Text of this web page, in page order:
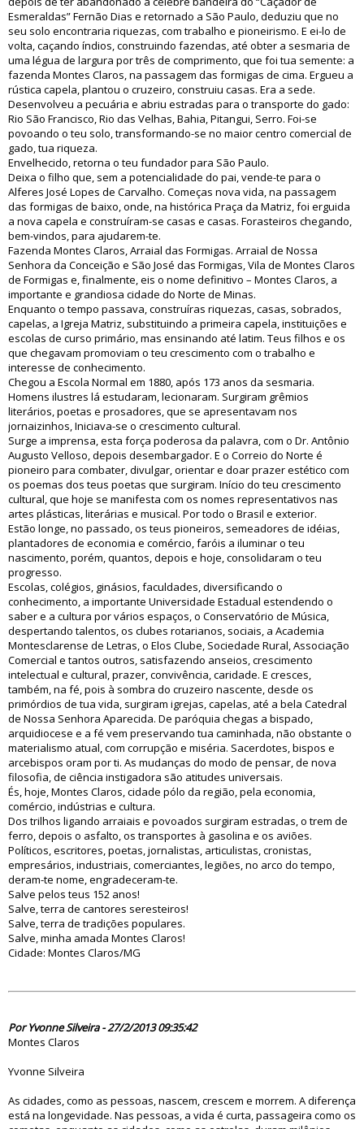
Esmeraldas” Fernão Dias e retornado a São Paulo, deduziu que no
seu solo encontraria riquezas, com trabalho e pioneirismo. E ei-lo de
volta, caçando índios, construindo fazendas, até obter a sesmaria de
uma légua de largura por três de comprimento, que foi tua semente: a
fazenda Montes Claros, na passagem das formigas de cima. Ergueu a
rústica capela, plantou o cruzeiro, construiu casas. Era a sede.
Desenvolveu a pecuária e abriu estradas para o transporte do gado:
Rio São Francisco, Rio das Velhas, Bahia, Pitangui, Serro. Foi-se
povoando o teu solo, transformando-se no maior centro comercial de
gado, tua riqueza.
Envelhecido, retorna o teu fundador para São Paulo.
Deixa o filho que, sem a potencialidade do pai, vende-te para o
Alferes José Lopes de Carvalho. Começas nova vida, na passagem
das formigas de baixo, onde, na histórica Praça da Matriz, foi erguida
a nova capela e construíram-se casas e casas. Forasteiros chegando,
bem-vindos, para ajudarem-te.
Fazenda Montes Claros, Arraial das Formigas. Arraial de Nossa
Senhora da Conceição e São José das Formigas, Vila de Montes Claros
de Formigas e, finalmente, eis o nome definitivo – Montes Claros, a
importante e grandiosa cidade do Norte de Minas.
Enquanto o tempo passava, construíras riquezas, casas, sobrados,
capelas, a Igreja Matriz, substituindo a primeira capela, instituições e
escolas de curso primário, mas ensinando até latim. Teus filhos e os
que chegavam promoviam o teu crescimento com o trabalho e
interesse de conhecimento.
Chegou a Escola Normal em 1880, após 173 anos da sesmaria.
Homens ilustres lá estudaram, lecionaram. Surgiram grêmios
literários, poetas e prosadores, que se apresentavam nos
jornaizinhos, Iniciava-se o crescimento cultural.
Surge a imprensa, esta força poderosa da palavra, com o Dr. Antônio
Augusto Velloso, depois desembargador. E o Correio do Norte é
pioneiro para combater, divulgar, orientar e doar prazer estético com
os poemas dos teus poetas que surgiram. Início do teu crescimento
cultural, que hoje se manifesta com os nomes representativos nas
artes plásticas, literárias e musical. Por todo o Brasil e exterior.
Estão longe, no passado, os teus pioneiros, semeadores de idéias,
plantadores de economia e comércio, faróis a iluminar o teu
nascimento, porém, quantos, depois e hoje, consolidaram o teu
progresso.
Escolas, colégios, ginásios, faculdades, diversificando o
conhecimento, a importante Universidade Estadual estendendo o
saber e a cultura por vários espaços, o Conservatório de Música,
despertando talentos, os clubes rotarianos, sociais, a Academia
Montesclarense de Letras, o Elos Clube, Sociedade Rural, Associação
Comercial e tantos outros, satisfazendo anseios, crescimento
intelectual e cultural, prazer, convivência, caridade. E cresces,
também, na fé, pois à sombra do cruzeiro nascente, desde os
primórdios de tua vida, surgiram igrejas, capelas, até a bela Catedral
de Nossa Senhora Aparecida. De paróquia chegas a bispado,
arquidiocese e a fé vem preservando tua caminhada, não obstante o
materialismo atual, com corrupção e miséria. Sacerdotes, bispos e
arcebispos oram por ti. As mudanças do modo de pensar, de nova
filosofia, de ciência instigadora são atitudes universais.
És, hoje, Montes Claros, cidade pólo da região, pela economia,
comércio, indústrias e cultura.
Dos trilhos ligando arraiais e povoados surgiram estradas, o trem de
ferro, depois o asfalto, os transportes à gasolina e os aviões.
Políticos, escritores, poetas, jornalistas, articulistas, cronistas,
empresários, industriais, comerciantes, legiões, no arco do tempo,
deram-te nome, engradeceram-te.
Salve pelos teus 152 anos!
Salve, terra de cantores seresteiros!
Salve, terra de tradições populares.
Salve, minha amada Montes Claros!
Cidade: Montes Claros/MG
Por Yvonne Silveira - 27/2/2013 09:35:42
Montes Claros
Yvonne Silveira
As cidades, como as pessoas, nascem, crescem e morrem. A diferença
está na longevidade. Nas pessoas, a vida é curta, passageira como os